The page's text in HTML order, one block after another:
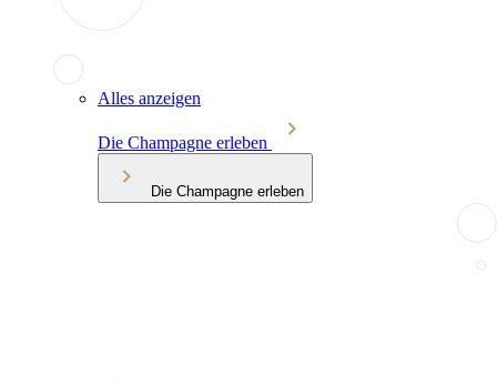
Alles anzeigen
Die Champagne erleben
Die Champagne erleben